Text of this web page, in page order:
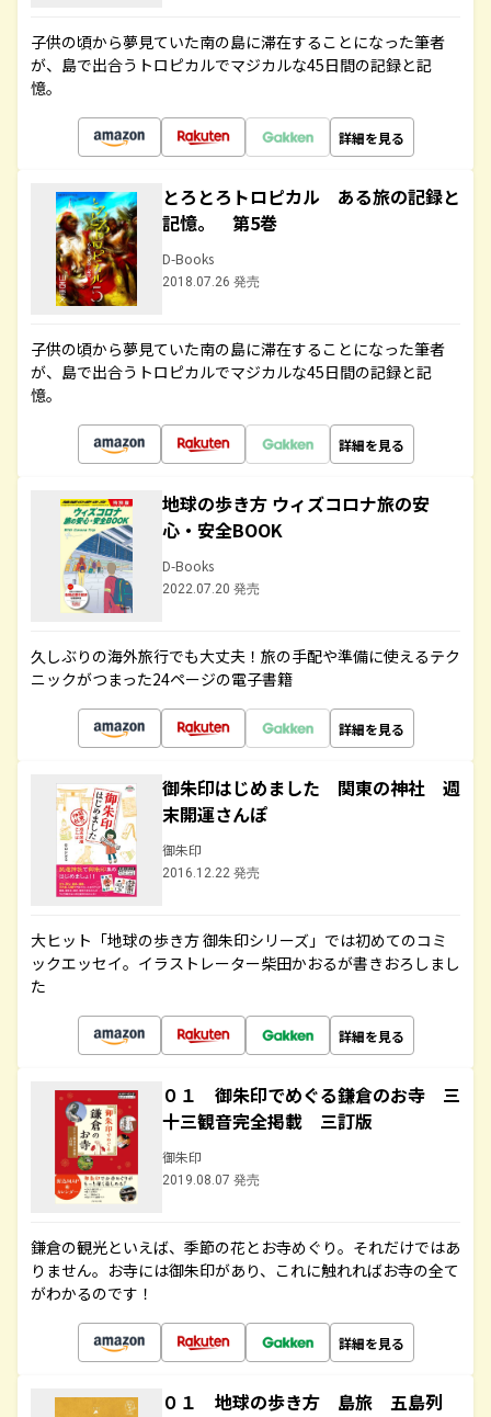
子供の頃から夢見ていた南の島に滞在することになった筆者
が、島で出合うトロピカルでマジカルな45日間の記録と記
憶。
詳細を見る
とろとろトロピカル ある旅の記録と
記憶。 第5巻
D-Books
2018.07.26 発売
子供の頃から夢見ていた南の島に滞在することになった筆者
が、島で出合うトロピカルでマジカルな45日間の記録と記
憶。
詳細を見る
地球の歩き方 ウィズコロナ旅の安
心・安全BOOK
D-Books
2022.07.20 発売
久しぶりの海外旅行でも大丈夫！旅の手配や準備に使えるテク
ニックがつまった24ページの電子書籍
詳細を見る
御朱印はじめました 関東の神社 週
末開運さんぽ
御朱印
2016.12.22 発売
大ヒット「地球の歩き方 御朱印シリーズ」では初めてのコミ
ックエッセイ。イラストレーター柴田かおるが書きおろしまし
た
詳細を見る
０１ 御朱印でめぐる鎌倉のお寺 三
十三観音完全掲載 三訂版
御朱印
2019.08.07 発売
鎌倉の観光といえば、季節の花とお寺めぐり。それだけではあ
りません。お寺には御朱印があり、これに触れればお寺の全て
がわかるのです！
詳細を見る
０１ 地球の歩き方 島旅 五島列